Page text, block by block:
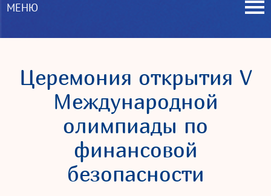
МЕНЮ
Церемония открытия V
Международной
олимпиады по
финансовой
безопасности